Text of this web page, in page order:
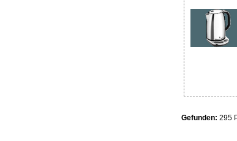
Gefunden: 295